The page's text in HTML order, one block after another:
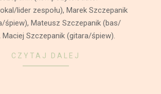
lider zespołu), Marek Szczepanik
śpiew), Mateusz Szczepanik (bas/
Maciej Szczepanik (gitara/śpiew).
CZYTAJ DALEJ